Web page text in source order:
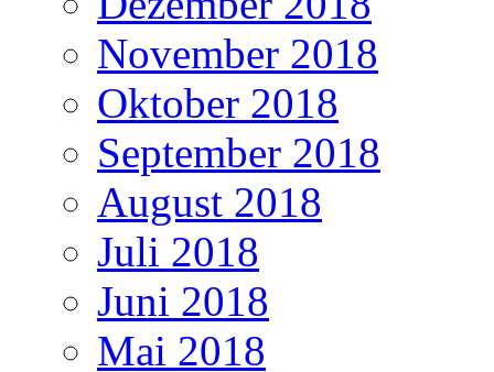
November 2018
Oktober 2018
September 2018
August 2018
Juli 2018
Juni 2018
Mai 2018